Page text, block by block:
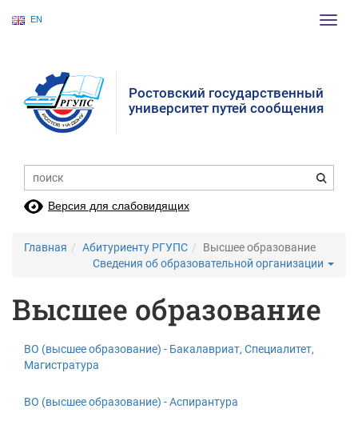
EN
Ростовский государственный
университет путей сообщения
Версия для слабовидящих
Главная Абитуриенту РГУПС
Высшее образование
Сведения об образовательной организации
Высшее образование
ВО (высшее образование) - Бакалавриат, Специалитет,
Магистратура
ВО (высшее образование) - Аспирантура